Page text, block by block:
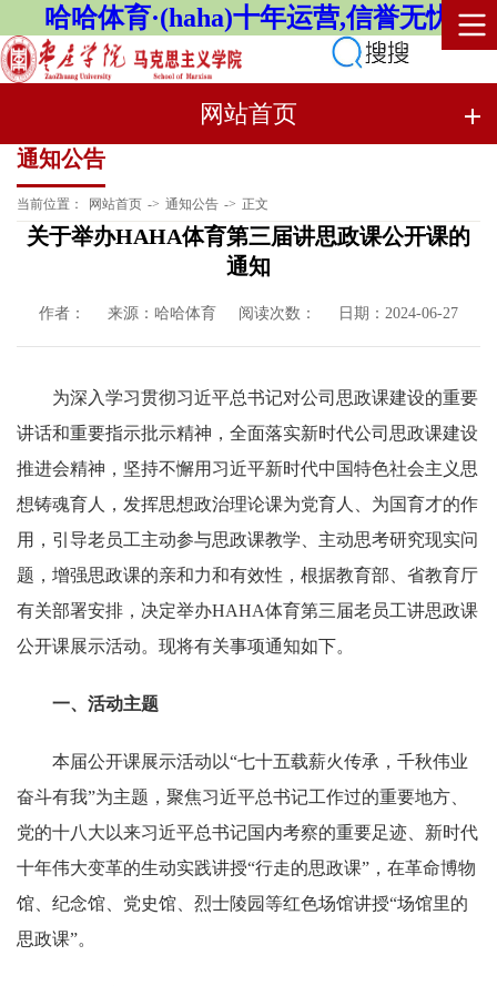
哈哈体育·(haha)十年运营,信誉无忧
网站首页
通知公告
当前位置： 网站首页 -> 通知公告 -> 正文
关于举办HAHA体育第三届讲思政课公开课的
通知
作者： 来源：哈哈体育 阅读次数： 日期：2024-06-27
为深入学习贯彻习近平总书记对公司思政课建设的重要
讲话和重要指示批示精神，全面落实新时代公司思政课建设
推进会精神，坚持不懈用习近平新时代中国特色社会主义思
想铸魂育人，发挥思想政治理论课为党育人、为国育才的作
用，引导老员工主动参与思政课教学、主动思考研究现实问
题，增强思政课的亲和力和有效性，根据教育部、省教育厅
有关部署安排，决定举办HAHA体育第三届老员工讲思政课
公开课展示活动。现将有关事项通知如下。
一、活动主题
本届公开课展示活动以“七十五载薪火传承，千秋伟业
奋斗有我”为主题，聚焦习近平总书记工作过的重要地方、
党的十八大以来习近平总书记国内考察的重要足迹、新时代
十年伟大变革的生动实践讲授“行走的思政课”，在革命博物
馆、纪念馆、党史馆、烈士陵园等红色场馆讲授“场馆里的
思政课”。